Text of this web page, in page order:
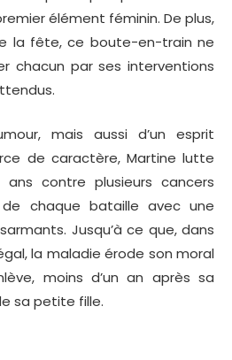
élément féminin. De plus,
la fête, ce boute-en-train ne
chacun par ses interventions
mais aussi d’un esprit
de caractère, Martine lutte
contre plusieurs cancers
de chaque bataille avec une
Jusqu’à ce que, dans
la maladie érode son moral
moins d’un an après sa
sa petite fille.